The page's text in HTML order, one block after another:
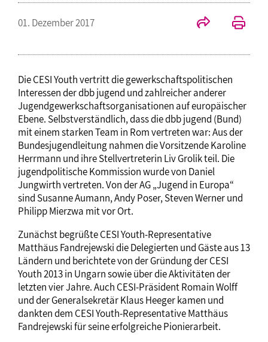
01. Dezember 2017
Die CESI Youth vertritt die gewerkschaftspolitischen
Interessen der dbb jugend und zahlreicher anderer
Jugendgewerkschaftsorganisationen auf europäischer
Ebene. Selbstverständlich, dass die dbb jugend (Bund)
mit einem starken Team in Rom vertreten war: Aus der
Bundesjugendleitung nahmen die Vorsitzende Karoline
Herrmann und ihre Stellvertreterin Liv Grolik teil. Die
jugendpolitische Kommission wurde von Daniel
Jungwirth vertreten. Von der AG „Jugend in Europa“
sind Susanne Aumann, Andy Poser, Steven Werner und
Philipp Mierzwa mit vor Ort.
Zunächst begrüßte CESI Youth-Representative
Matthäus Fandrejewski die Delegierten und Gäste aus 13
Ländern und berichtete von der Gründung der CESI
Youth 2013 in Ungarn sowie über die Aktivitäten der
letzten vier Jahre. Auch CESI-Präsident Romain Wolff
und der Generalsekretär Klaus Heeger kamen und
dankten dem CESI Youth-Representative Matthäus
Fandrejewski für seine erfolgreiche Pionierarbeit.